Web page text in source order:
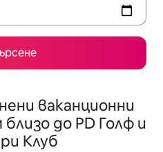
ваканционни
до PD Голф и
Клуб